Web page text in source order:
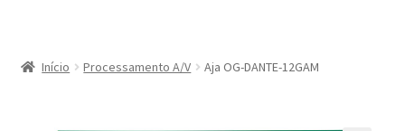
Carrinho
Início Processamento A/V Aja OG-DANTE-12GAM